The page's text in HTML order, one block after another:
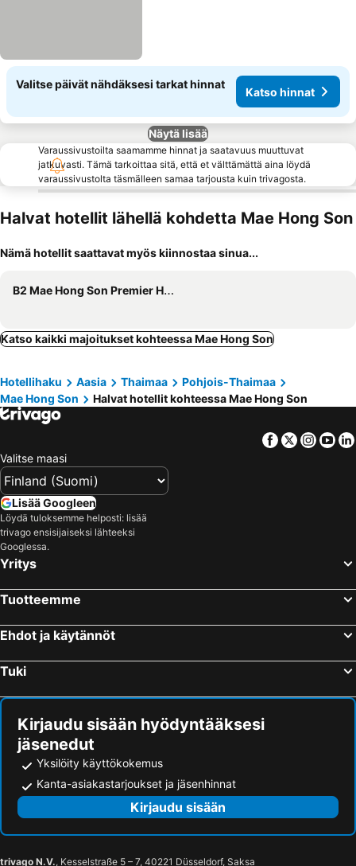
Valitse päivät nähdäksesi tarkat hinnat
Katso hinnat
Näytä lisää
Varaussivustoilta saamamme hinnat ja saatavuus muuttuvat
jatkuvasti. Tämä tarkoittaa sitä, että et välttämättä aina löydä
varaussivustolta täsmälleen samaa tarjousta kuin trivagosta.
Halvat hotellit lähellä kohdetta Mae Hong Son
Nämä hotellit saattavat myös kiinnostaa sinua...
B2 Mae Hong Son Premier Hotel
Katso kaikki majoitukset kohteessa Mae Hong Son
Hotellihaku Aasia Thaimaa
Pohjois-Thaimaa
Mae Hong Son
Halvat hotellit kohteessa Mae Hong Son
Facebook
Twitter
Valitse maasi
Lisää Googleen
Löydä tuloksemme helposti: lisää
trivago ensisijaiseksi lähteeksi
Googlessa.
Yritys
Tuotteemme
Ehdot ja käytännöt
Tuki
Kirjaudu sisään hyödyntääksesi
jäsenedut
Yksilöity käyttökokemus
Kanta-asiakastarjoukset ja jäsenhinnat
Kirjaudu sisään
trivago N.V., Kesselstraße 5 – 7, 40221 Düsseldorf, Saksa